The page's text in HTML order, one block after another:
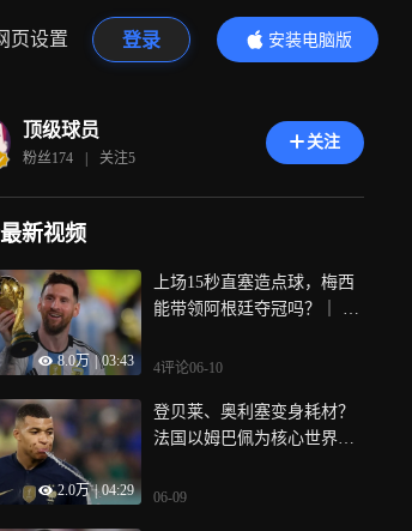
页设置 登录
安装电脑版
内容更精彩
顶级球员
粉丝174 | 关注5
关注
新视频
8.0万 03:43
上场15秒直塞造点球，梅西
能带领阿根廷夺冠吗？｜ 主
4评论06-10
2.0万 | 04:29
登贝莱、奥利塞变身耗材？
法国以姆巴佩为核心世界杯
06-09